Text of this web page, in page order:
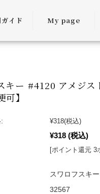
イド
イド
て
につい
クアッ
My page
キー #4120 アメジ
可】
¥318(税込)
¥318 (税込)
[ポイント還元 3
スワロフスキー
32567